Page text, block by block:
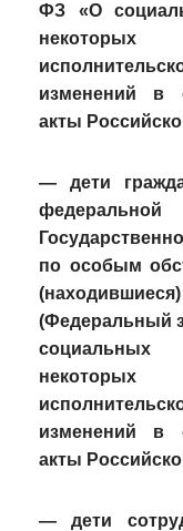
ФЗ «О
некоторых
изменений в
акты
— дети
по особым
(Федеральный
социальных
некоторых
изменений в
акты
— дети